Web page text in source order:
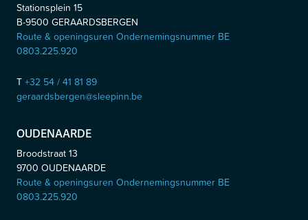
Stationsplein 15
B-9500 GERAARDSBERGEN
Route & openingsuren Ondernemingsnummer BE
0803.225.920
T +32 54 / 41 81 89
geraardsbergen@sleepinn.be
OUDENAARDE
Broodstraat 13
9700 OUDENAARDE
Route & openingsuren Ondernemingsnummer BE
0803.225.920